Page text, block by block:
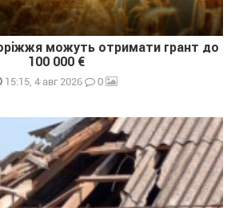
можуть отримати грант до
100 000 €
15:15, 4 авг 2026 0